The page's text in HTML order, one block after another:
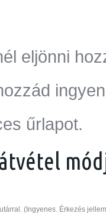
eljönni
űrlapot.
(Ingyenes. Érkezés